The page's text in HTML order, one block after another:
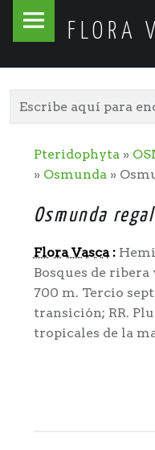
FLORA
Flora
Skip
Pteridophyta»
» Osmunda»
Osmunda
Flora Vasca:
Bosques de ribera
700 m. Tercio
transición; RR.
tropicales de la